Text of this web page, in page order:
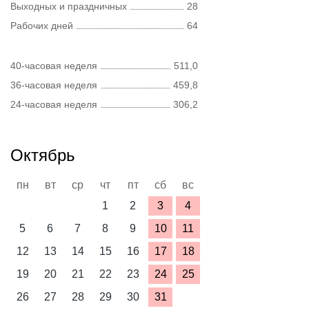
Выходных и праздничных
28
Рабочих дней
64
40-часовая неделя
511,0
36-часовая неделя
459,8
24-часовая неделя
306,2
Октябрь
пн вт ср чт пт сб
вс
1
2 3
4
5
6 7 8 9 10
11
12
13 14 15 16 17
18
19
20 21 22 23 24
25
26
27 28 29 30 31